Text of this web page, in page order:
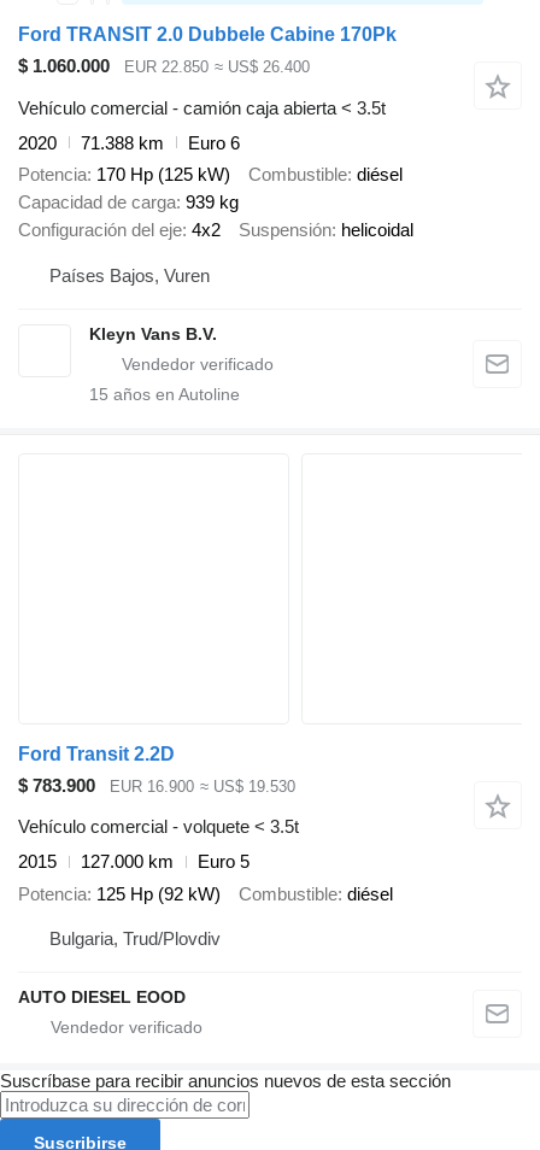
Ford TRANSIT 2.0 Dubbele Cabine 170Pk
$ 1.060.000
EUR 22.850 ≈ US$ 26.400
Vehículo comercial - camión caja abierta < 3.5t
2020
71.388 km
Euro 6
Potencia 170 Hp (125 kW) Combustible diésel
Capacidad de carga 939 kg
Configuración del eje 4x2 Suspensión helicoidal
Países Bajos, Vuren
Kleyn Vans B.V.
15 años en Autoline
Ford Transit 2.2D
$ 783.900
EUR 16.900 ≈ US$ 19.530
Vehículo comercial - volquete < 3.5t
2015
127.000 km
Euro 5
Potencia 125 Hp (92 kW) Combustible diésel
Bulgaria, Trud/Plovdiv
AUTO DIESEL EOOD
Suscríbase para recibir anuncios nuevos de esta sección
Suscribirse